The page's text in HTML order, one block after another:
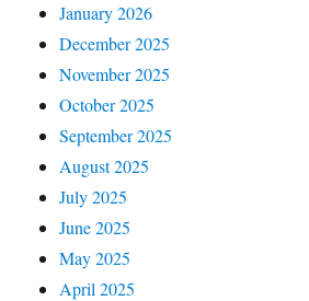
January 2026
December 2025
November 2025
October 2025
September 2025
August 2025
July 2025
June 2025
May 2025
April 2025